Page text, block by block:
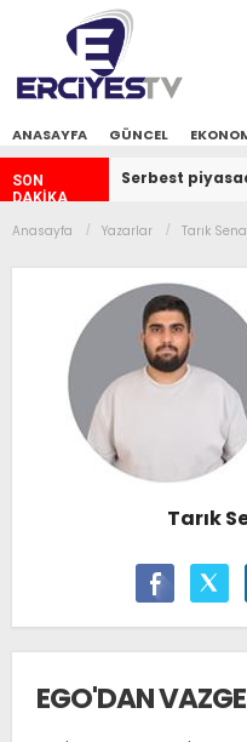
ANASAYFA GÜNCEL
SON
DAKİKA
Serbest
Anasayfa Yazarlar Tarık
Tarık
EGO'DAN